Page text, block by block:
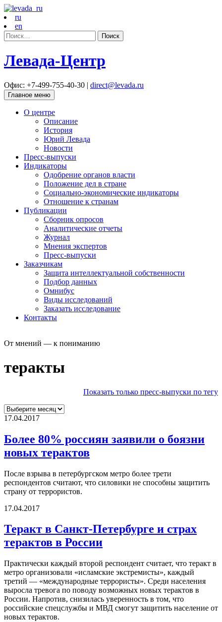
ru
en
Найти:
Левада-Центр
Офис: +7-499-755-40-30 | direct@levada.ru
Главное меню
О центре
Описание
История
Юрий Левада
Новости
Пресс-выпуски
Индикаторы
Одобрение органов власти
Положение дел в стране
Социально-экономические индикаторы
Отношение к странам
Публикации
Сборник опросов
Аналитические отчеты
Журнал
Мнения экспертов
Пресс-выпуски
Заказчикам
Защита интеллектуальной собственности
Подбор данных
Омнибус
Виды исследований
Заказать исследование
Контакты
От мнений — к пониманию
теракты
Показать только пресс-выпуски по тегу
17.04.2017
Более 80% россиян заявили о боязни
новых терактов
После взрыва в петербургском метро более трети
респондентов считают, что силовики не способны защитить
страну от террористов.
17.04.2017
Теракт в Санкт-Петербурге и страх
терактов в России
Практически каждый второй респондент считает, что теракт в
метро организовали «исламские экстремисты», каждый
третий — «международные террористы». Среди населения
выросла тревога по поводу возможных новых терактов в
России. Напротив, снизилась уверенность в том, что
российские спецслужбы и МВД смогут защитить население от
новых терактов.